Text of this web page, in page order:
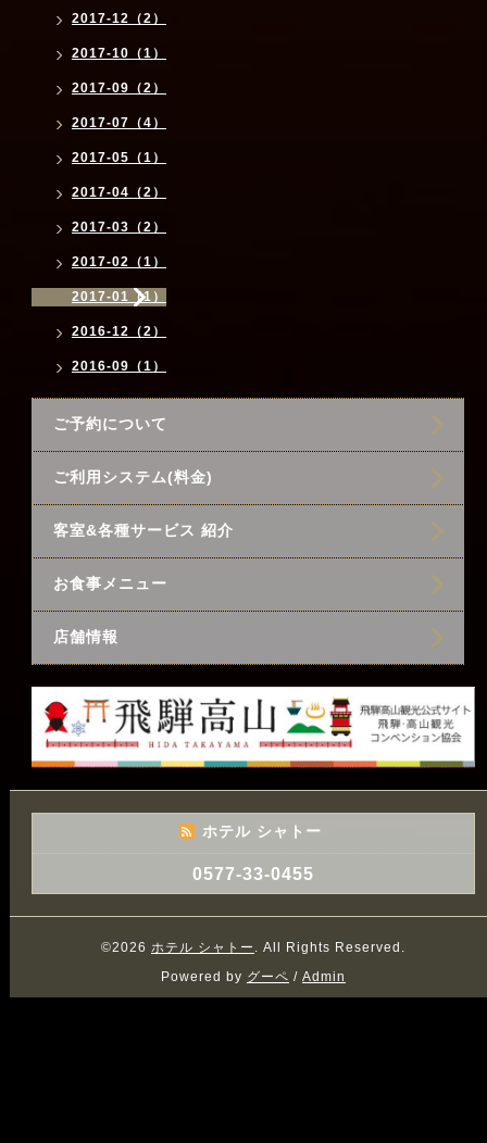
2017-12（2）
2017-10（1）
2017-09（2）
2017-07（4）
2017-05（1）
2017-04（2）
2017-03（2）
2017-02（1）
2017-01（1）
2016-12（2）
2016-09（1）
ご予約について
ご利用システム(料金)
客室&各種サービス 紹介
お食事メニュー
店舗情報
ホテル シャトー
0577-33-0455
©2026 ホテル シャトー . All Rights Reserved.
Powered by グーペ / Admin